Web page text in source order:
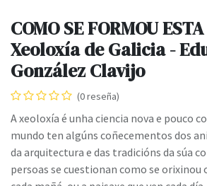
COMO SE FORMOU
Xeoloxía de Galicia -
González Clavijo
(0 reseña)
A xeoloxía é unha ciencia nova e pouco
mundo ten algúns coñecementos dos
da arquitectura e das tradicións da súa
persoas se cuestionan como se orixinou